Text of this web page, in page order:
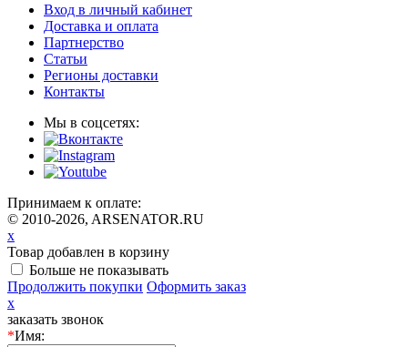
Вход в личный кабинет
Доставка и оплата
Партнерство
Статьи
Регионы доставки
Контакты
Мы в соцсетях:
Принимаем к оплате:
© 2010-2026, ARSENATOR.RU
x
Товар добавлен в корзину
Больше не показывать
Продолжить покупки Оформить заказ
x
заказать звонок
*Имя: